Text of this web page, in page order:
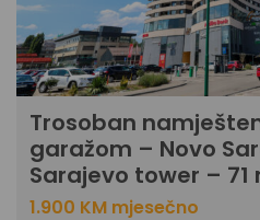
Trosoban
garažom – Novo
Sarajevo tower – 71
1.900 KM mjesečno